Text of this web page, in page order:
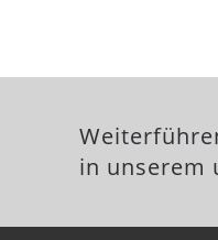
in unserem